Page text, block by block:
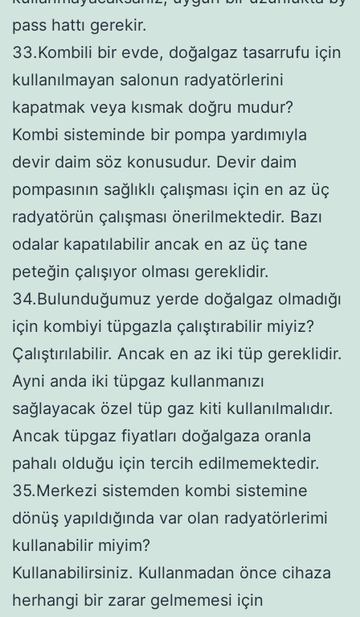
pass hattı gerekir.
33.Kombili bir evde, doğalgaz tasarrufu için
kullanılmayan salonun radyatörlerini
kapatmak veya kısmak doğru mudur?
Kombi sisteminde bir pompa yardımıyla
devir daim söz konusudur. Devir daim
pompasının sağlıklı çalışması için en az üç
radyatörün çalışması önerilmektedir. Bazı
odalar kapatılabilir ancak en az üç tane
peteğin çalışıyor olması gereklidir.
34.Bulunduğumuz yerde doğalgaz olmadığı
için kombiyi tüpgazla çalıştırabilir miyiz?
Çalıştırılabilir. Ancak en az iki tüp gereklidir.
Ayni anda iki tüpgaz kullanmanızı
sağlayacak özel tüp gaz kiti kullanılmalıdır.
Ancak tüpgaz fiyatları doğalgaza oranla
pahalı olduğu için tercih edilmemektedir.
35.Merkezi sistemden kombi sistemine
dönüş yapıldığında var olan radyatörlerimi
kullanabilir miyim?
Kullanabilirsiniz. Kullanmadan önce cihaza
herhangi bir zarar gelmemesi için